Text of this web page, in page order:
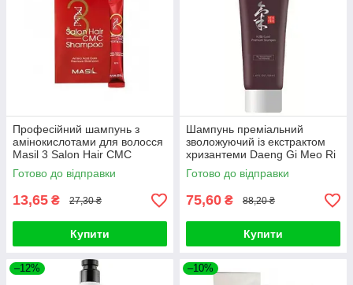
Професійний шампунь з
амінокислотами для волосся
Masil 3 Salon Hair CMC
Shampoo (1 шт)
Готово до відправки
13,65 ₴ 27,30 ₴
Купити
Шампунь преміальний
зволожуючий із екстрактом
хризантеми Daeng Gi Meo Ri
Ki Gold Shampoo 50ml
Готово до відправки
75,60 ₴ 88,20 ₴
Купити
–12% –10%